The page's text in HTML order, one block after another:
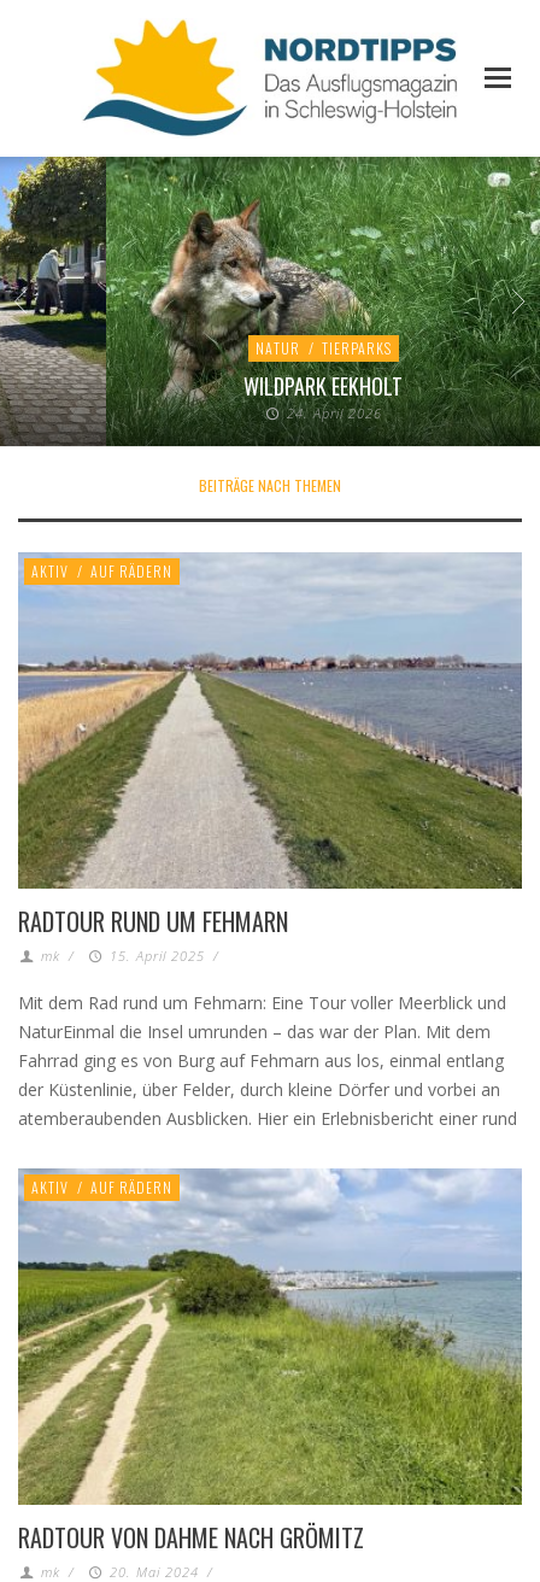
NATUR / TIERPARKS
WILDPARK EEKHOLT
24. April 2026
BEITRÄGE NACH THEMEN
AKTIV / AUF RÄDERN
RADTOUR RUND UM FEHMARN
mk / 15. April 2025 /
Mit dem Rad rund um Fehmarn: Eine Tour voller Meerblick und
NaturEinmal die Insel umrunden – das war der Plan. Mit dem
Fahrrad ging es von Burg auf Fehmarn aus los, einmal entlang
der Küstenlinie, über Felder, durch kleine Dörfer und vorbei an
atemberaubenden Ausblicken. Hier ein Erlebnisbericht einer rund
AKTIV / AUF RÄDERN
RADTOUR VON DAHME NACH GRÖMITZ
mk / 20. Mai 2024 /